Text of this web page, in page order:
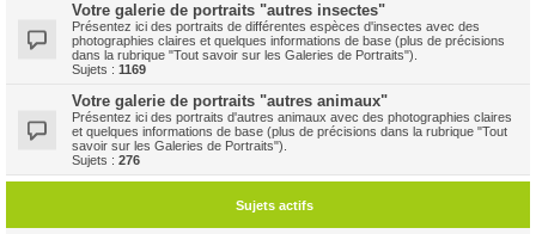
Votre galerie de portraits "autres insectes"
Présentez ici des portraits de différentes espèces d'insectes avec des
photographies claires et quelques informations de base (plus de précisions
dans la rubrique "Tout savoir sur les Galeries de Portraits").
Sujets : 1169
Votre galerie de portraits "autres animaux"
Présentez ici des portraits d'autres animaux avec des photographies claires
et quelques informations de base (plus de précisions dans la rubrique "Tout
savoir sur les Galeries de Portraits").
Sujets : 276
Sujets actifs